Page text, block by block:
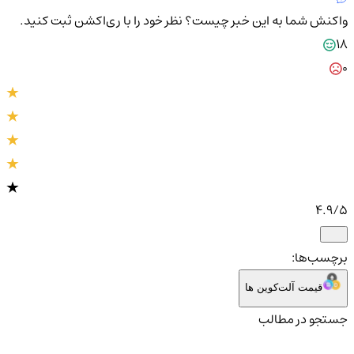
واکنش شما به این خبر چیست؟نظر خود را با ری‌اکشن ثبت کنید.
18
4.9/5
برچسب‌ها:
قیمت آلت‌کوین ها
جستجو در مطالب